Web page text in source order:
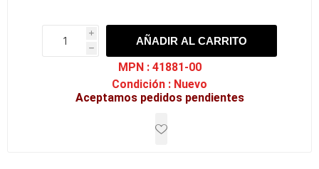
i
h
h
AÑADIR AL CARRITO
MPN : 41881-00
Condición : Nuevo
Aceptamos pedidos pendientes